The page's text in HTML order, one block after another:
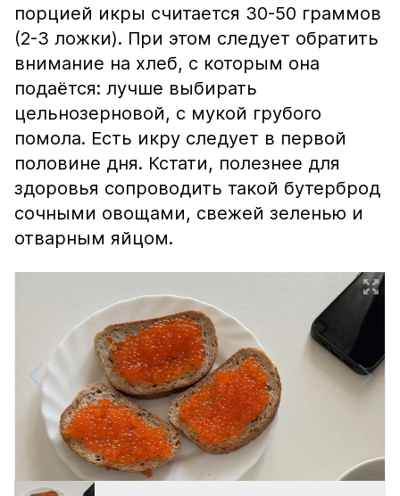
порцией икры считается 30-50 граммов
(2-3 ложки). При этом следует обратить
внимание на хлеб, с которым она
подаётся: лучше выбирать
цельнозерновой, с мукой грубого
помола. Есть икру следует в первой
половине дня. Кстати, полезнее для
здоровья сопроводить такой бутерброд
сочными овощами, свежей зеленью и
отварным яйцом.